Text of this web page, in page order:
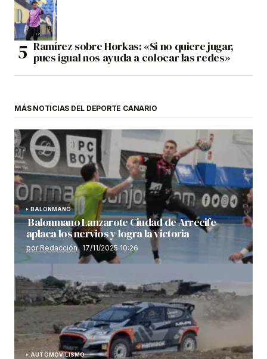
Ramírez sobre Horkas: «Si no quiere jugar,
pues igual nos ayuda a colocar las redes»
MÁS NOTICIAS DEL DEPORTE CANARIO
BALONMANO
Balonmano Lanzarote Ciudad de Arrecife
aplaca los nervios y logra la victoria
por Redacción 17/11/2025 10:26
AUTOMOVILISMO